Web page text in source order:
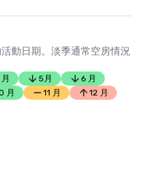
動日期。淡季通常空房情況
5月
6 月
月 11 月 12 月